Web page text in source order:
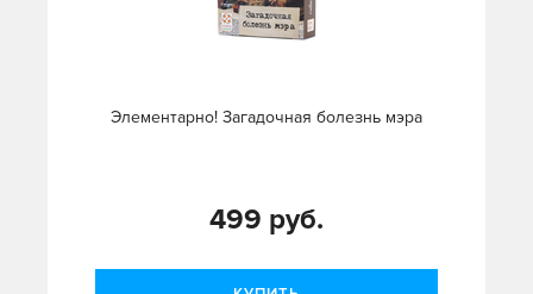
Элементарно! Загадочная болезнь мэра
499 руб.